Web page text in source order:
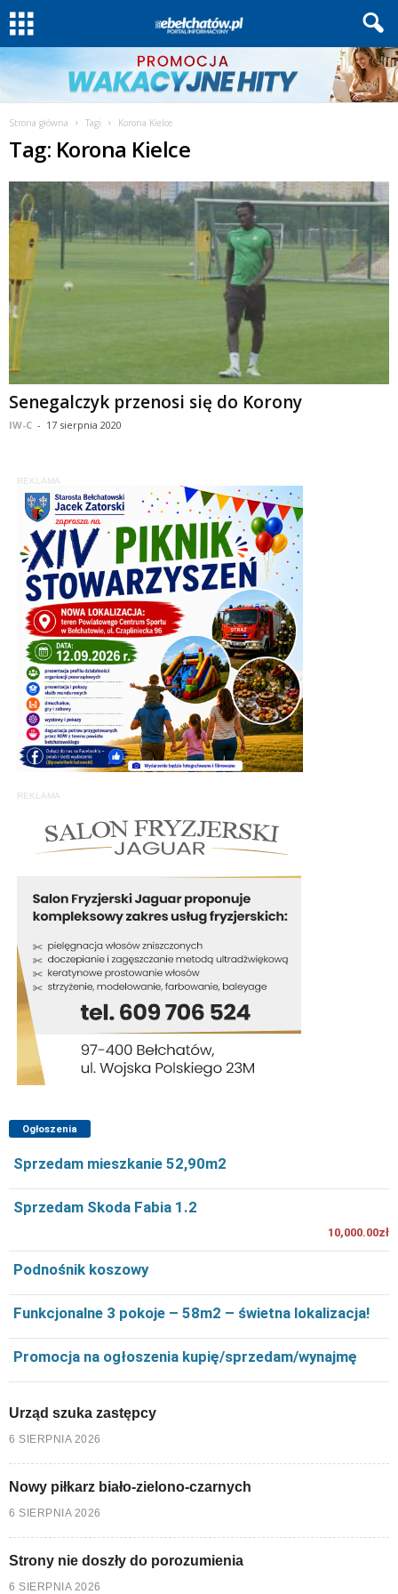
Strona główna Tagi Korona Kielce
Tag: Korona Kielce
Senegalczyk przenosi się do Korony
IW-C - 17 sierpnia 2020
REKLAMA
REKLAMA
Ogłoszenia
Sprzedam mieszkanie 52,90m2
Sprzedam Skoda Fabia 1.2
10,000.00zł
Podnośnik koszowy
Funkcjonalne 3 pokoje – 58m2 – świetna lokalizacja!
Promocja na ogłoszenia kupię/sprzedam/wynajmę
Urząd szuka zastępcy
6 SIERPNIA 2026
Nowy piłkarz biało-zielono-czarnych
6 SIERPNIA 2026
Strony nie doszły do porozumienia
6 SIERPNIA 2026